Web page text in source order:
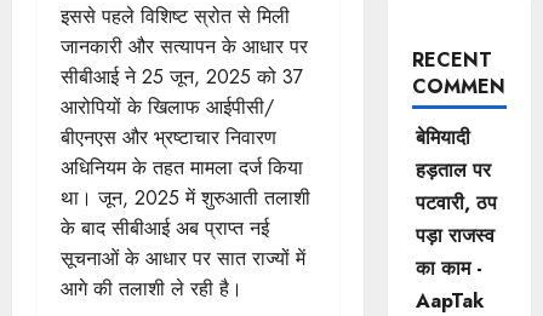
इससे पहले विशिष्ट स्रोत से मिली
जानकारी और सत्यापन के आधार पर
सीबीआई ने 25 जून, 2025 को 37
आरोपियों के खिलाफ आईपीसी/
बीएनएस और भ्रष्टाचार निवारण
अधिनियम के तहत मामला दर्ज किया
था। जून, 2025 में शुरुआती तलाशी
के बाद सीबीआई अब प्राप्त नई
सूचनाओं के आधार पर सात राज्यों में
आगे की तलाशी ले रही है।
RECENT
COMMENTS
बेमियादी
हड़ताल पर
पटवारी, ठप
पड़ा राजस्व
का काम -
AapTak